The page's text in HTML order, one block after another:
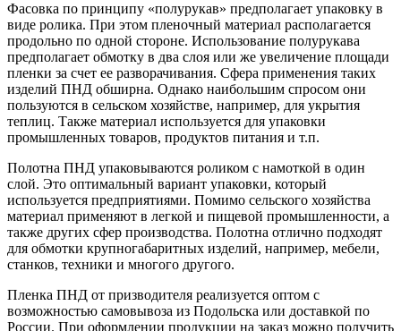
Фасовка по принципу «полурукав» предполагает упаковку в
виде ролика. При этом пленочный материал располагается
продольно по одной стороне. Использование полурукава
предполагает обмотку в два слоя или же увеличение площади
пленки за счет ее разворачивания. Сфера применения таких
изделий ПНД обширна. Однако наибольшим спросом они
пользуются в сельском хозяйстве, например, для укрытия
теплиц. Также материал используется для упаковки
промышленных товаров, продуктов питания и т.п.
Полотна ПНД упаковываются роликом с намоткой в один
слой. Это оптимальный вариант упаковки, который
используется предприятиями. Помимо сельского хозяйства
материал применяют в легкой и пищевой промышленности, а
также других сфер производства. Полотна отлично подходят
для обмотки крупногабаритных изделий, например, мебели,
станков, техники и многого другого.
Пленка ПНД от призводителя реализуется оптом с
возможностью самовывоза из Подольска или доставкой по
России. При оформлении продукции на заказ можно получить